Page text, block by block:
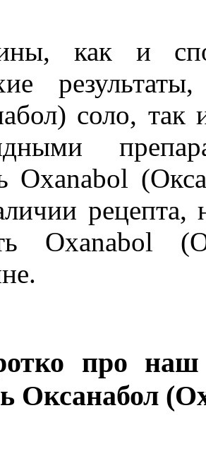
как и
соло, так
Oxanabol
рецепта,
Oxanabol
про наш
Оксанабол